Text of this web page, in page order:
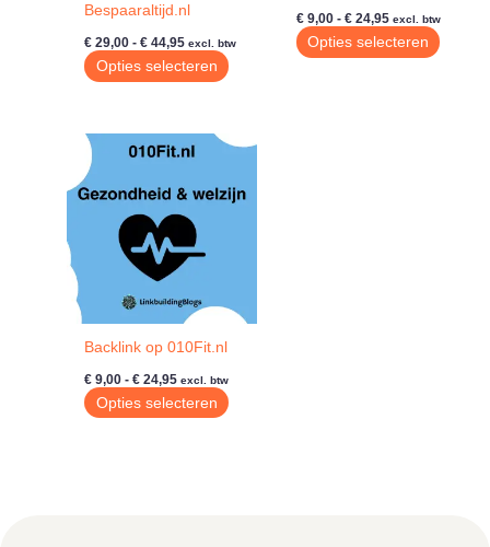
Bespaaraltijd.nl
€ 29,00 - € 44,95 Prijsklasse:
€ 29,00
tot
excl. btw
Opties selecteren
Dit
Deze
op
productpagina
€9,00 - €24,95Prijsklasse:
€ 9,00
tot
excl. btw
Opties selecteren
Dit
Backlink op 010Fit.nl
€ 9,00 - € 24,95 Prijsklasse:
€ 9,00
tot
excl. btw
Opties selecteren
Dit